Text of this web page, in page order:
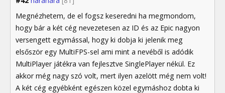
Megnézhetem, de el fogsz keseredni ha megmondom,
hogy bár a két cég nevezetesen az ID és az Epic nagyon
versengett egymással, hogy ki dobja ki jelenik meg
elsőször egy MultiFPS-sel ami mint a nevéből is adódik
MultiPlayer játékra van fejlesztve SinglePlayer nékül. Ez
akkor még nagy szó volt, mert ilyen azelött még nem volt!
A két cég egyébként egészen közel egymáshoz dobta ki